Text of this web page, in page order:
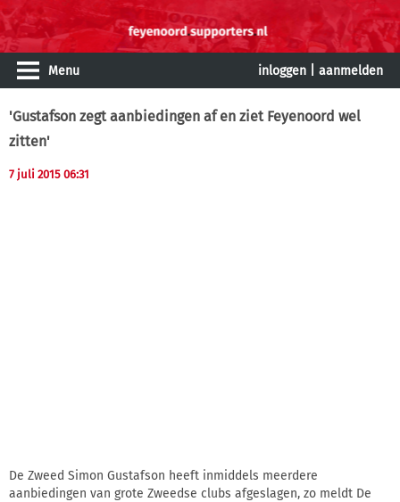
Menu inloggen aanmelden
'Gustafson zegt aanbiedingen af en ziet Feyenoord wel
zitten'
7 juli 2015 06:31
De Zweed Simon Gustafson heeft inmiddels meerdere
aanbiedingen van grote Zweedse clubs afgeslagen, zo meldt De